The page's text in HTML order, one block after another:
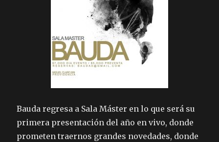
Bauda regresa a Sala Máster en lo que será su
primera presentación del año en vivo, donde
prometen traernos grandes novedades, donde